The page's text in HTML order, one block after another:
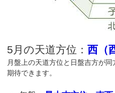
5月の天道方位：西（
月盤上の天道方位と日盤吉方が
期待できます。